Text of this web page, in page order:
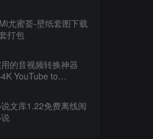
尤蜜荟-壁纸套图下载
打包
的音视频转换神器
YouTube to
文库1.22免费离线阅